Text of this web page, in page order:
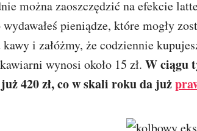
można zaoszczędzić na efekcie
pieniądze, które mogły
kawy i załóżmy, że codziennie
wynosi około 15 zł. W ciągu
420 zł, co w skali roku da już